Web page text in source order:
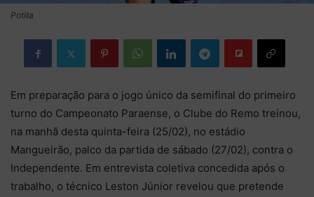
Potita
Em preparação para o jogo único da semifinal do primeiro
turno do Campeonato Paraense, o Clube do Remo treinou,
na manhã desta quinta-feira (25/02), no estádio
Mangueirão, palco da partida de sábado (27/02), contra o
Independente. Em entrevista coletiva concedida após o
trabalho, o técnico Leston Júnior revelou que pretende